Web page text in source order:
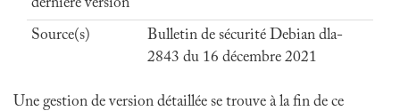
dernière version
Source(s)
Bulletin de sécurité Debian dla-
2843 du 16 décembre 2021
Une gestion de version détaillée se trouve à la fin de ce